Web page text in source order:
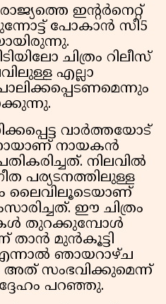
ഇന്റർനെറ്റ്
പോകാൻ സീ5
ചിത്രം റിലീസ്
എല്ലാ
വാർത്തയോട്
നായകൻ
നിലവിൽ
പര്യടനത്തിലുള്ള
ലൈവിലൂടെയാണ്
ഈ ചിത്രം
തുറക്കുമ്പോൾ
താൻ മുൻകൂട്ടി
ഞായറാഴ്ച
സംഭവിക്കുമെന്ന്
പറഞ്ഞു.